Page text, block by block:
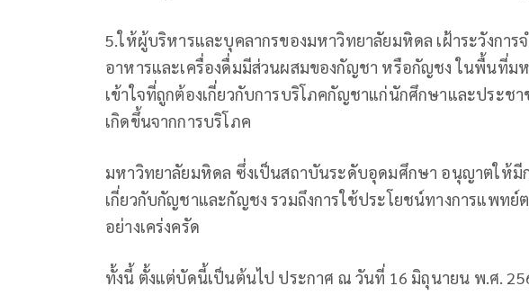
5.ให้ผู้บริหารและบุคลากรของมหาวิทยาลัยมหิดล เฝ้าระวังกา
อาหารและเครื่องดื่มมีส่วนผสมของกัญชา หรือกัญชง ในพื้นที่มห
เข้าใจที่ถูกต้องเกี่ยวกับการบริโภคกัญชาแก่นักศึกษาและประ
เกิดขึ้นจากการบริโภค
มหาวิทยาลัยมหิดล ซึ่งเป็นสถาบันระดับอุดมศึกษา อนุญาตให้มี
เกี่ยวกับกัญชาและกัญชง รวมถึงการใช้ประโยชน์ทางการแพท
อย่างเคร่งครัด
ทั้งนี้ ตั้งแต่บัดนี้เป็นต้นไป ประกาศ ณ วันที่ 16 มิถุนายน พ.ศ.